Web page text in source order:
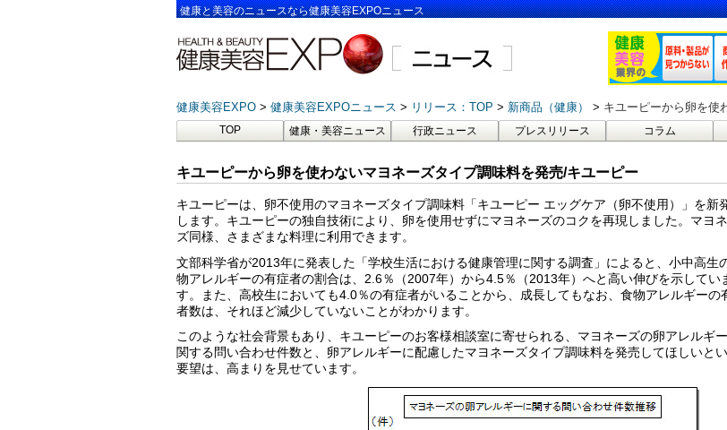
健康と美容のニュースなら健康美容EXPOニュース
健康美容EXPO 健康美容EXPOニュース リリース：TOP 新商品（健康） キユーピーから卵を使
TOP 健康・美容ニュース 行政ニュース プレスリリース コラム
キユーピーから卵を使わないマヨネーズタイプ調味料を発売/キユーピー
キユーピーは、卵不使用のマヨネーズタイプ調味料「キユーピー エッグケア（卵不使用）」を新
します。キユーピーの独自技術により、卵を使用せずにマヨネーズのコクを再現しました。マヨ
ズ同様、さまざまな料理に利用できます。
文部科学省が2013年に発表した「学校生活における健康管理に関する調査」によると、小中高生
物アレルギーの有症者の割合は、2.6％（2007年）から4.5％（2013年）へと高い伸びを示してい
す。また、高校生においても4.0％の有症者がいることから、成長してもなお、食物アレルギーの
者数は、それほど減少していないことがわかります。
このような社会背景もあり、キユーピーのお客様相談室に寄せられる、マヨネーズの卵アレルギ
関する問い合わせ件数と、卵アレルギーに配慮したマヨネーズタイプ調味料を発売してほしいと
要望は、高まりを見せています。